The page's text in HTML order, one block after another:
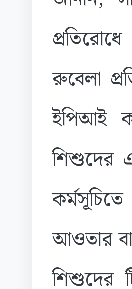
রুবেলা
ইপিআই
শিশুদের
আওতার
শিশুদের